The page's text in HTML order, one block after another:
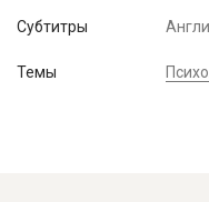
Субтитры
Темы